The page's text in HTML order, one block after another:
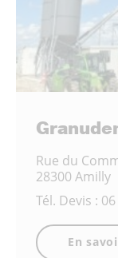
Rue du
28300 Amilly
Tél. Devis :
En